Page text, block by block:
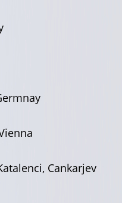
Cankarjev